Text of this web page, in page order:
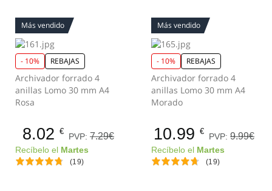
Más vendido
- 10% REBAJAS
Archivador forrado 4
anillas Lomo 30 mm A4
Rosa
8.02 €
PVP: 7.29€
Recíbelo el Martes
(19)
Más vendido
- 10% REBAJAS
Archivador forrado 4
anillas Lomo 30 mm A4
Morado
10.99 €
PVP: 9.99€
Recíbelo el Martes
(19)